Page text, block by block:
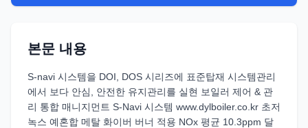
본문 내용
S-navi 시스템을 DOI, DOS 시리즈에 표준탑재 시스템관리
에서 보다 안심, 안전한 유지관리를 실현 보일러 제어 & 관
리 통합 매니지먼트 S-Navi 시스템 www.dylboiler.co.kr 초저
녹스 예혼합 메탈 화이버 버너 적용 NOx 평균 10.3ppm 달